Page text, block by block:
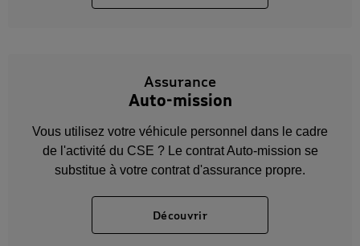
Assurance
Auto-mission
Vous utilisez votre véhicule personnel dans le cadre
de l'activité du CSE ? Le contrat Auto-mission se
substitue à votre contrat d'assurance propre.
Découvrir